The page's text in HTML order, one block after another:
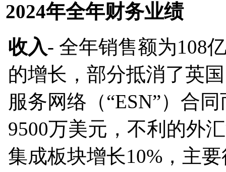
2024年全年财务业绩
收入- 全年销售额为108
的增长，部分抵消了英
服务网络（“ESN”）合
9500万美元，不利的外
集成板块增长10%，主